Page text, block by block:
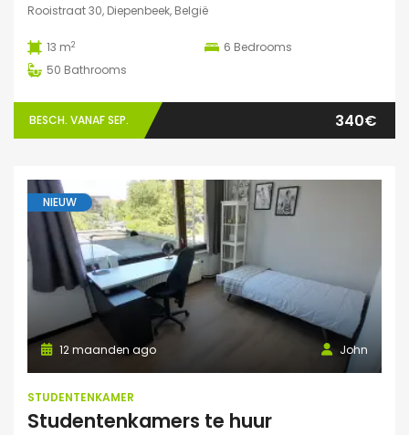
Rooistraat 30, Diepenbeek, België
13 m2 6 Bedrooms
50 Bathrooms
BESCH. VANAF SEP. 340€
NIEUW
John
12 maanden ago
STUDENTENKAMER
Studentenkamers te huur